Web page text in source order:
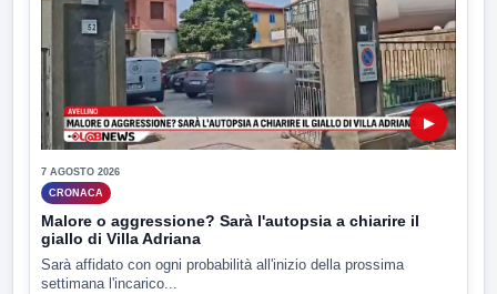
▶
7 AGOSTO 2026
CRONACA
Malore o aggressione? Sarà l'autopsia a chiarire il
giallo di Villa Adriana
Sarà affidato con ogni probabilità all'inizio della prossima
settimana l'incarico...